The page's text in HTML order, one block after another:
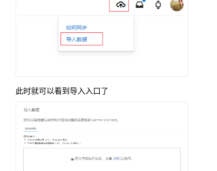
此时就可以看到导入入口了